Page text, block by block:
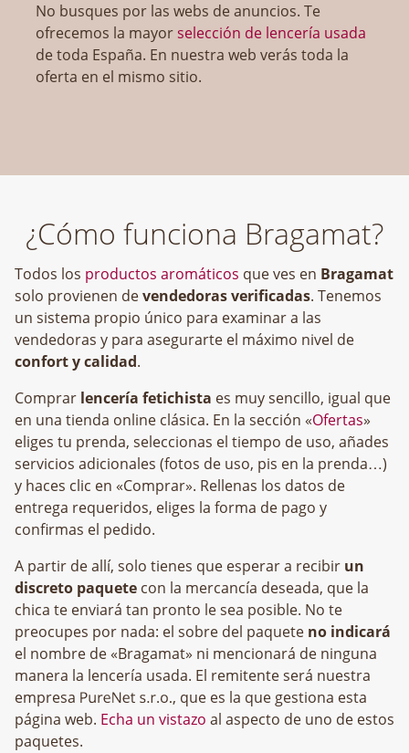
No busques por las webs de anuncios. Te
ofrecemos la mayorselección de lencería usada
de toda España. En nuestra web verás toda la
oferta en el mismo sitio.
¿Cómo funciona Bragamat?
Todos los productos aromáticos que ves en Bragamat
solo provienen devendedoras verificadas. Tenemos
un sistema propio único para examinar a las
vendedoras y para asegurarte el máximo nivel de
confort y calidad.
Comprar lencería fetichista es muy sencillo, igual que
en una tienda online clásica. En la sección «Ofertas»
eliges tu prenda, seleccionas el tiempo de uso, añades
servicios adicionales (fotos de uso, pis en la prenda…)
y haces clic en «Comprar». Rellenas los datos de
entrega requeridos, eliges la forma de pago y
confirmas el pedido.
A partir de allí, solo tienes que esperar a recibir un
discreto paquete con la mercancía deseada, que la
chica te enviará tan pronto le sea posible. No te
preocupes por nada: el sobre del paquete no indicará
el nombre de «Bragamat» ni mencionará de ninguna
manera la lencería usada. El remitente será nuestra
empresa
, que es la que gestiona esta
página web. Echa un vistazo al aspecto de uno de estos
paquetes.